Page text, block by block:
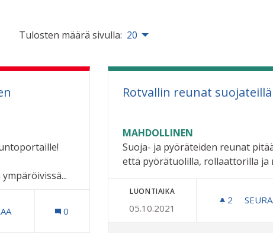
Tulosten määrä sivulla: 20
0
Rotvallin reunat suojateillä
MAHDOLLINEN
Suoja- ja pyöräteiden reunat
että pyörätuolilla, rollaattorilla ja
LUONTIAIKA
05.10.2021
2 2